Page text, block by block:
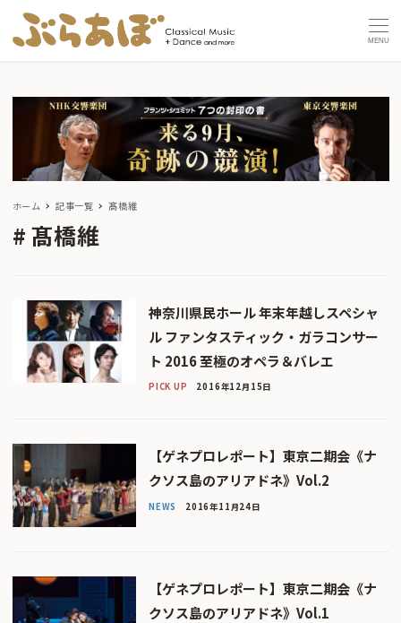
MENU
ホーム 記事一覧 髙橋維
髙橋維
神奈川県民ホール 年末年越しスペシャ
ル ファンタスティック・ガラコンサー
ト 2016 至極のオペラ＆バレエ
PICK UP 2016年12月15日
【ゲネプロレポート】東京二期会《ナ
クソス島のアリアドネ》Vol.2
NEWS 2016年11月24日
【ゲネプロレポート】東京二期会《ナ
クソス島のアリアドネ》Vol.1